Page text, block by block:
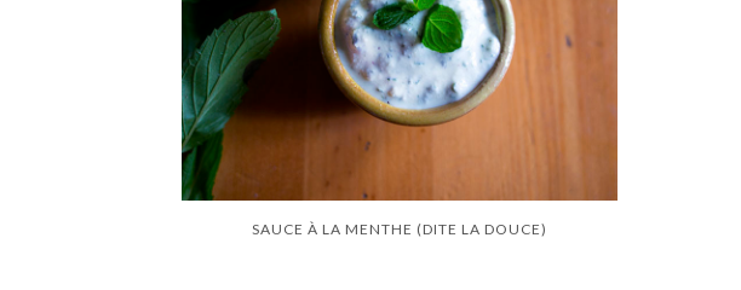
SAUCE À LA MENTHE (DITE LA DOUCE)